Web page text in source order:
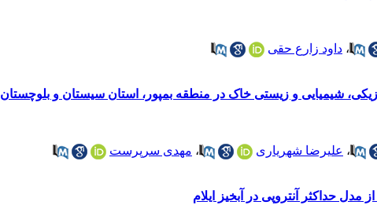
، داود زارع حقی
شیمیایی و زیستی خاک در منطقه بمپور، استان سیستان و بلوچستان
، علیرضا شهریاری ، مهدی سرپرست
حداکثر آنتروپی در آبخیز ایلام